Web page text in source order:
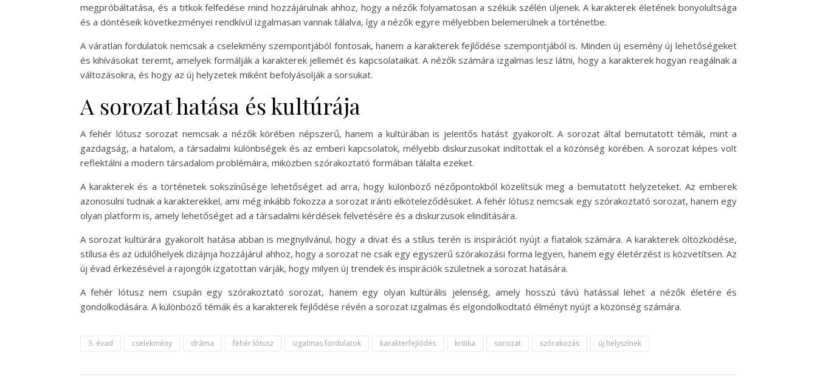
megpróbáltatása, és a titkok felfedése mind hozzájárulnak ahhoz, hogy a nézők folyamatosan a székük szélén üljenek. A karakterek életének bonyolultsága
és a döntéseik következményei rendkívül izgalmasan vannak tálalva, így a nézők egyre mélyebben belemerülnek a történetbe.
A váratlan fordulatok nemcsak a cselekmény szempontjából fontosak, hanem a karakterek fejlődése szempontjából is. Minden új esemény új lehetőségeket
és kihívásokat teremt, amelyek formálják a karakterek jellemét és kapcsolataikat. A nézők számára izgalmas lesz látni, hogy a karakterek hogyan reagálnak a
változásokra, és hogy az új helyzetek miként befolyásolják a sorsukat.
A sorozat hatása és kultúrája
A fehér lótusz sorozat nemcsak a nézők körében népszerű, hanem a kultúrában is jelentős hatást gyakorolt. A sorozat által bemutatott témák, mint a
gazdagság, a hatalom, a társadalmi különbségek és az emberi kapcsolatok, mélyebb diskurzusokat indítottak el a közönség körében. A sorozat képes volt
reflektálni a modern társadalom problémáira, miközben szórakoztató formában tálalta ezeket.
A karakterek és a történetek sokszínűsége lehetőséget ad arra, hogy különböző nézőpontokból közelítsük meg a bemutatott helyzeteket. Az emberek
azonosulni tudnak a karakterekkel, ami még inkább fokozza a sorozat iránti elköteleződésüket. A fehér lótusz nemcsak egy szórakoztató sorozat, hanem egy
olyan platform is, amely lehetőséget ad a társadalmi kérdések felvetésére és a diskurzusok elindítására.
A sorozat kultúrára gyakorolt hatása abban is megnyilvánul, hogy a divat és a stílus terén is inspirációt nyújt a fiatalok számára. A karakterek öltözködése,
stílusa és az üdülőhelyek dizájnja hozzájárul ahhoz, hogy a sorozat ne csak egy egyszerű szórakozási forma legyen, hanem egy életérzést is közvetítsen. Az
új évad érkezésével a rajongók izgatottan várják, hogy milyen új trendek és inspirációk születnek a sorozat hatására.
A fehér lótusz nem csupán egy szórakoztató sorozat, hanem egy olyan kultúrális jelenség, amely hosszú távú hatással lehet a nézők életére és
gondolkodására. A különböző témák és a karakterek fejlődése révén a sorozat izgalmas és elgondolkodtató élményt nyújt a közönség számára.
3. évad cselekmény dráma fehér lótusz izgalmas fordulatok karakterfejlődés kritika sorozat szórakozás új helyszínek